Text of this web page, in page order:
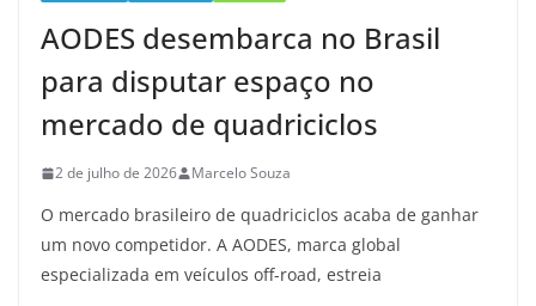
AODES desembarca no Brasil
para disputar espaço no
mercado de quadriciclos
2 de julho de 2026 Marcelo Souza
O mercado brasileiro de quadriciclos acaba de ganhar
um novo competidor. A AODES, marca global
especializada em veículos off-road, estreia